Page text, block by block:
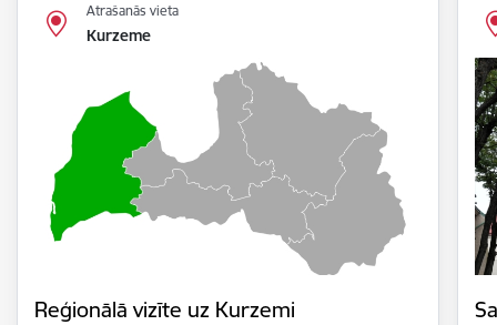
Atrašanās vieta
Kurzeme
Reģionālā vizīte uz Kurzemi